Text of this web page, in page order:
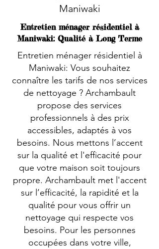
Maniwaki
Entretien ménager résidentiel à
Maniwaki: Qualité à Long Terme
Entretien ménager résidentiel à
Maniwaki: Vous souhaitez
connaître les tarifs de nos services
de nettoyage ? Archambault
propose des services
professionnels à des prix
accessibles, adaptés à vos
besoins. Nous mettons l’accent
sur la qualité et l'efficacité pour
que votre maison soit toujours
propre. Archambault met l'accent
sur l’efficacité, la rapidité et la
qualité pour vous offrir un
nettoyage qui respecte vos
besoins. Pour les personnes
occupées dans votre ville,